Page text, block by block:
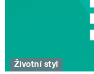
Životní styl